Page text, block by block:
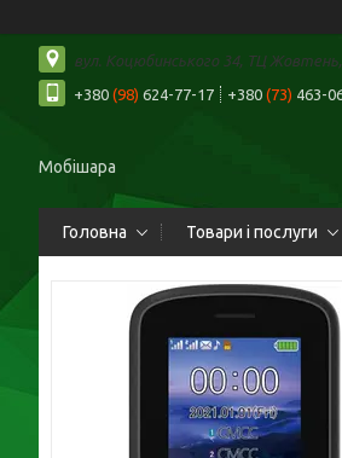
вул. Коцюбинського 34, ТЦ
+380 (98) 624-77-17 +380 (73) 463-
Мобішара
Головна Товари і послуги